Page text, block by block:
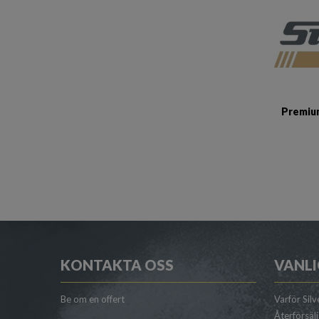
KONTAKTA OSS
Be om en offert
Varför